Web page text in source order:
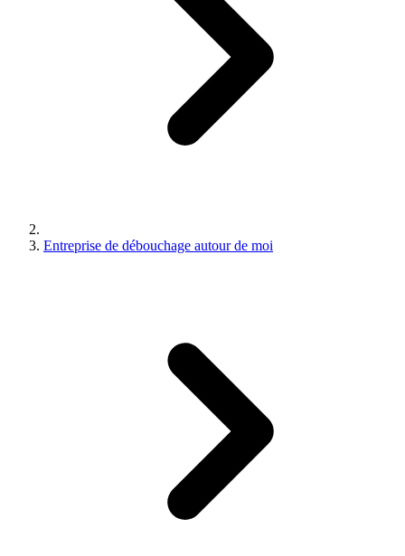
Entreprise de débouchage autour de moi